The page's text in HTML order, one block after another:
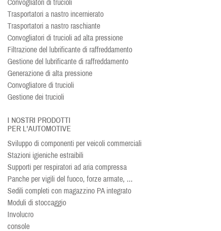
Convogliatori di trucioli
Trasportatori a nastro incernierato
Trasportatori a nastro raschiante
Convogliatori di trucioli ad alta pressione
Filtrazione del lubrificante di raffreddamento
Gestione del lubrificante di raffreddamento
Generazione di alta pressione
Convogliatore di trucioli
Gestione dei trucioli
I NOSTRI PRODOTTI
PER L'AUTOMOTIVE
Sviluppo di componenti per veicoli commerciali
Stazioni igieniche estraibili
Supporti per respiratori ad aria compressa
Panche per vigili del fuoco, forze armate, ...
Sedili completi con magazzino PA integrato
Moduli di stoccaggio
Involucro
console